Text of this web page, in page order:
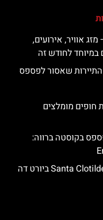
אוויר, אירועים,
במיוחד לחודש זה
חופים מומלצים
בקוסטה ברווה:
גנים סנטה קלוטיד Santa Clotilde Gardens ביורט דה